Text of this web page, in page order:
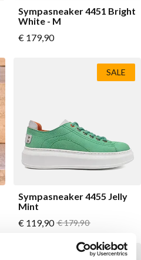
Sympasneaker 4451 Bright
White - M
Vanaf
€ 179,90
Sympasneaker 4455 Jelly
Mint
Vanaf
€ 119,90 Normale prijs
€ 179,90
SALE
SALE